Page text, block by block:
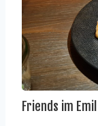
Friends im